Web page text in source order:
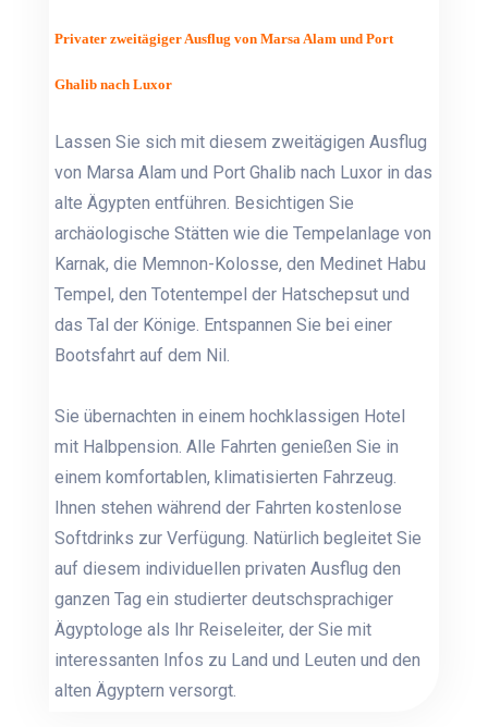
Privater zweitägiger Ausflug von Marsa Alam und Port
Ghalib nach Luxor
Lassen Sie sich mit diesem zweitägigen Ausflug
von Marsa Alam und Port Ghalib nach Luxor in das
alte Ägypten entführen. Besichtigen Sie
archäologische Stätten wie die Tempelanlage von
Karnak, die Memnon-Kolosse, den Medinet Habu
Tempel, den Totentempel der Hatschepsut und
das Tal der Könige. Entspannen Sie bei einer
Bootsfahrt auf dem Nil.
Sie übernachten in einem hochklassigen Hotel
mit Halbpension. Alle Fahrten genießen Sie in
einem komfortablen, klimatisierten Fahrzeug.
Ihnen stehen während der Fahrten kostenlose
Softdrinks zur Verfügung. Natürlich begleitet Sie
auf diesem individuellen privaten Ausflug den
ganzen Tag ein studierter deutschsprachiger
Ägyptologe als Ihr Reiseleiter, der Sie mit
interessanten Infos zu Land und Leuten und den
alten Ägyptern versorgt.